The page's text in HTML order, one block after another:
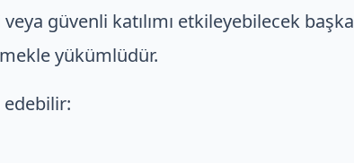
güvenli katılımı etkileyebilecek başka
yükümlüdür.
edebilir: